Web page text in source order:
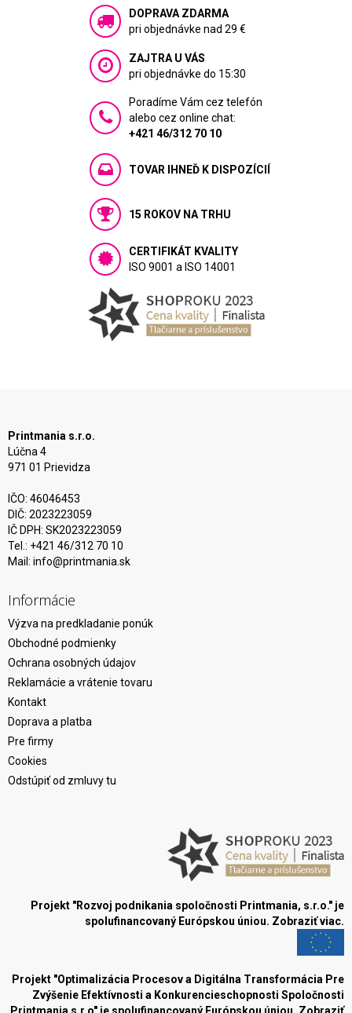
DOPRAVA ZDARMA
pri objednávke nad 29 €
ZAJTRA U VÁS
pri objednávke do 15:30
Poradíme Vám cez telefón
alebo cez online chat:
+421 46/312 70 10
TOVAR IHNEĎ K DISPOZÍCIÍ
15 ROKOV NA TRHU
CERTIFIKÁT KVALITY
ISO 9001 a ISO 14001
Printmania s.r.o.
Lúčna 4
971 01 Prievidza
IČO: 46046453
DIČ: 2023223059
IČ DPH: SK2023223059
Tel.: +421 46/312 70 10
Mail: info@printmania.sk
Informácie
Výzva na predkladanie ponúk
Obchodné podmienky
Ochrana osobných údajov
Reklamácie a vrátenie tovaru
Kontakt
Doprava a platba
Pre firmy
Cookies
Odstúpiť od zmluvy tu
Projekt "Rozvoj podnikania spoločnosti Printmania, s.r.o." je
spolufinancovaný Európskou úniou. Zobraziť viac.
Projekt "Optimalizácia Procesov a Digitálna Transformácia Pre
Zvýšenie Efektívnosti a Konkurencieschopnosti Spoločnosti